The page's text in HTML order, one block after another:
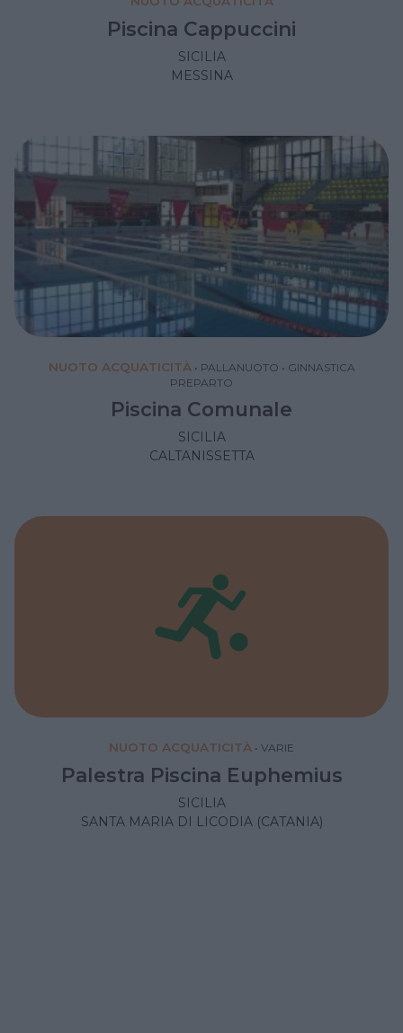
Piscina Cappuccini
SICILIA
MESSINA
NUOTO ACQUATICITÀ • PALLANUOTO • GINNASTICA
PREPARTO
Piscina Comunale
SICILIA
CALTANISSETTA
NUOTO ACQUATICITÀ • VARIE
Palestra Piscina Euphemius
SICILIA
SANTA MARIA DI LICODIA (CATANIA)